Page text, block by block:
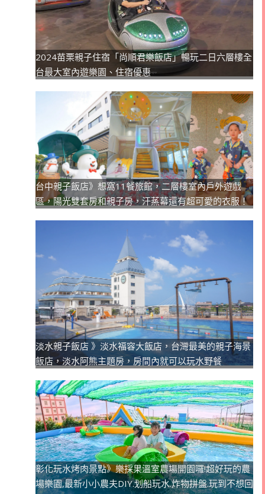
2024苗栗親子住宿「尚順君樂飯店」暢玩二日六層樓全
台最大室內遊樂園、住宿優惠
台中親子飯店》想窩11餐旅館，二層樓室內戶外遊戲
區，陽光雙套房和親子房，汗蒸幕還有超可愛的衣服！
淡水親子飯店 》淡水福容大飯店，台灣最美的親子海景
飯店，淡水阿熊主題房，房間內就可以玩水野餐
彰化玩水烤肉景點》樂採果溫室農場開園囉!超好玩的農
場樂園,最新小小農夫DIY.划船玩水.炸物拼盤.玩到不想回